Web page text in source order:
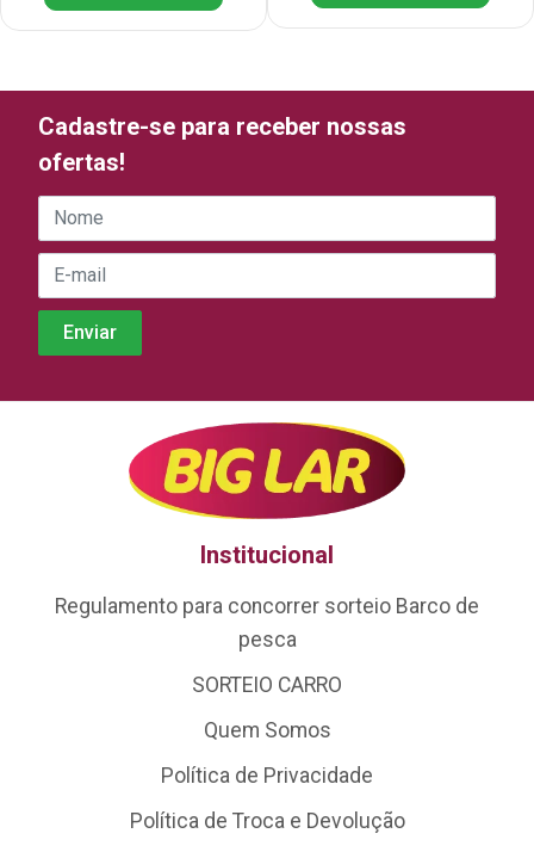
Cadastre-se para receber nossas
ofertas!
Institucional
Regulamento para concorrer sorteio Barco de
pesca
SORTEIO CARRO
Quem Somos
Política de Privacidade
Política de Troca e Devolução